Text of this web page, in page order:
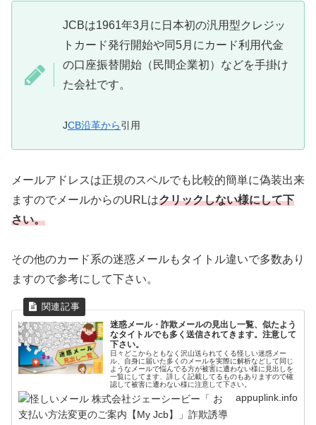
JCBは1961年3月に日本初の汎用型クレジッ
トカード発行開始や同5月にカード利用代金
の口座振替開始（民間企業初）などを手掛け
た会社です。
JCB沿革から引用
メールアドレスは正規のスペルでも比較的簡単に偽装出来
ますのでメールからのURLはクリックしない様にして下
さい。
その他のカード系の迷惑メールもタイトル違いで多数あり
ますので参考にして下さい。
迷惑メール・詐欺メールの見出し一覧、似たよう
なタイトルでも多く送信されてきます。注意して
下さい。
日々どこからともなく沢山送られてくる怪しい迷惑メー
ル、自身に届いた多くのメールを実際に解析などして同じ
ようなメールで悩んでる方が被害に遭わない様に見出しを
一覧にしてます、詳しく記載してるものもありますので確
認して被害に遭わない様に注意して下さい。
appuplink.info